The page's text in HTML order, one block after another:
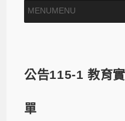
MENUMENU
公告115-1 教育
單